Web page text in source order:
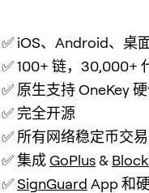
✅ iOS、Android、桌
✅ 100+ 链，30,000+
✅ 原生支持 OneKey
✅ 完全开源
✅ 所有网络稳定币交
✅ 集成 GoPlus &
✅ SignGuard App 和